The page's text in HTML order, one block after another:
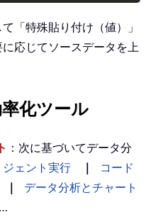
「特殊貼り付け（値）」
応じてソースデータを上
化ツール
：次に基づいてデータ分
ジェント実行 ｜
コード
｜
データ分析とチャート
…